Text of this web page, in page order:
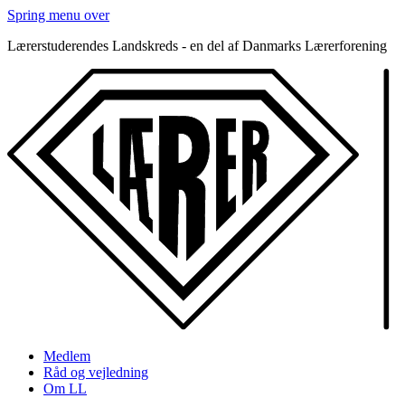
Spring menu over
Lærerstuderendes Landskreds - en del af Danmarks Lærerforening
Medlem
Råd og vejledning
Om LL